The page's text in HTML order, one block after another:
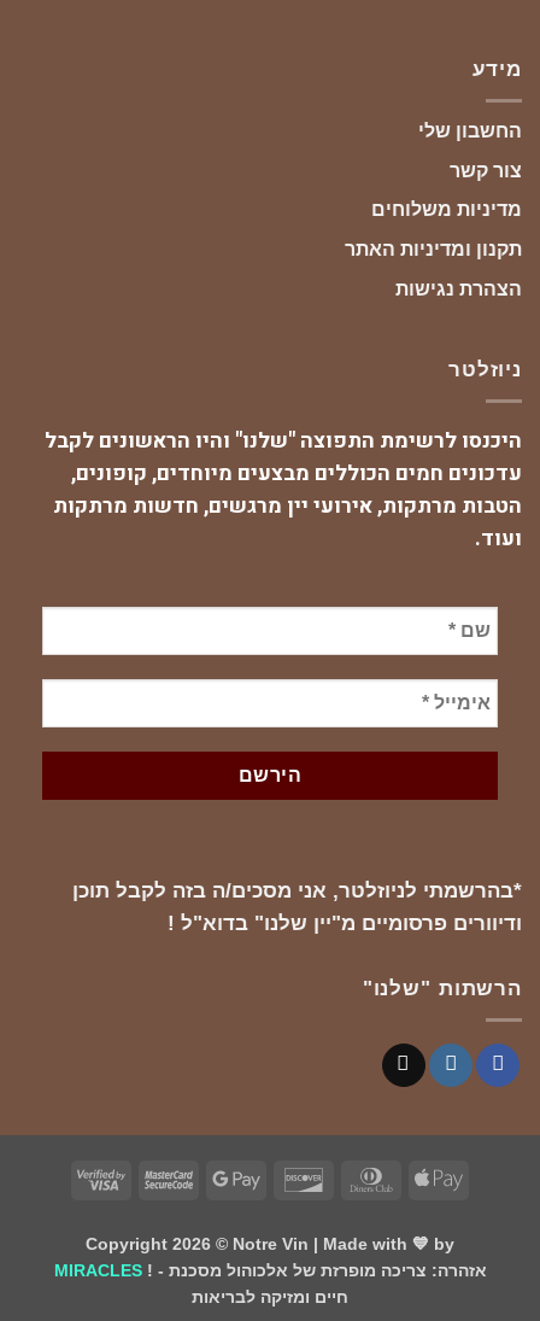
מידע
החשבון שלי
צור קשר
מדיניות משלוחים
תקנון ומדיניות האתר
הצהרת נגישות
ניוזלטר
היכנסו לרשימת התפוצה "שלנו" והיו הראשונים לקבל
עדכונים חמים הכוללים מבצעים מיוחדים, קופונים,
הטבות מרתקות, אירועי יין מרגשים, חדשות מרתקות
ועוד.
*בהרשמתי לניוזלטר, אני מסכים/ה בזה לקבל תוכן
ודיוורים פרסומיים מ"יין שלנו" בדוא"ל !
הרשתות "שלנו"
Apple
Dinners
Discover
Google
MasterCard
Visa
Copyright 2026 ©Notre Vin| Made with 💙 by
MIRACLES! - אזהרה: צריכה מופרזת של אלכוהול מסכנת
חיים ומזיקה לבריאות